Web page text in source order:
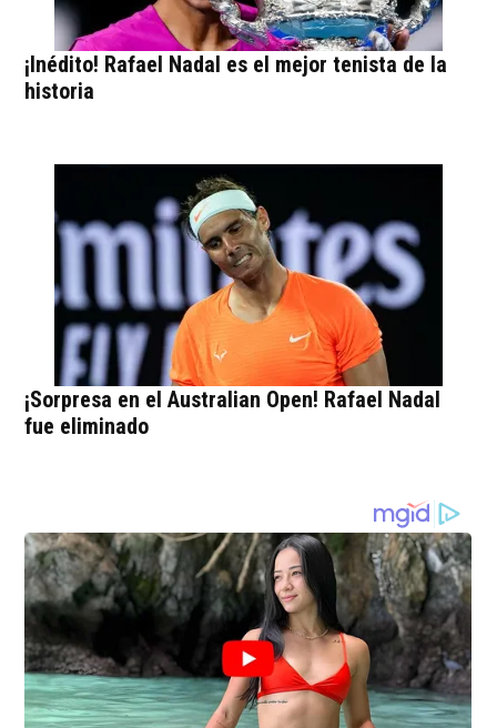
¡Inédito! Rafael Nadal es el mejor tenista de la
historia
¡Sorpresa en el Australian Open! Rafael Nadal
fue eliminado